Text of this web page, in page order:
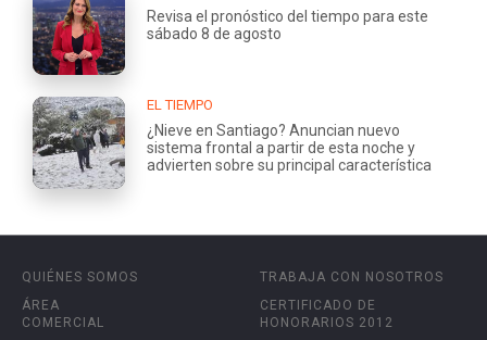
Revisa el pronóstico del tiempo para este
sábado 8 de agosto
EL TIEMPO
¿Nieve en Santiago? Anuncian nuevo
sistema frontal a partir de esta noche y
advierten sobre su principal característica
QUIÉNES SOMOS
ÁREA
COMERCIAL
TRABAJA CON NOSOTROS
CERTIFICADO DE
HONORARIOS 2012